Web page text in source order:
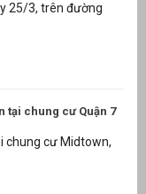
25/3, trên đường
tại chung cư Quận 7
chung cư Midtown,